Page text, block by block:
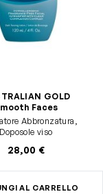
GOLD
Faces
Abbronzatura,
Doposole viso
28,00 €
AL CARRELLO